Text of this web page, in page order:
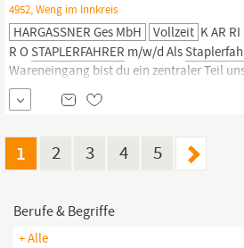
4952, Weng im Innkreis
HARGASSNER Ges MbH Vollzeit K AR RI
R O STAPLERFAHRER m/w/d Als
Wareneingang bist du ein zentraler Teil
sorgst dafür, dass Waren sicher, effizient
bewegt werden. Du unterstützt aktiv einen
deiner
1 2 3 4 5
Berufe & Begriffe
+ Alle